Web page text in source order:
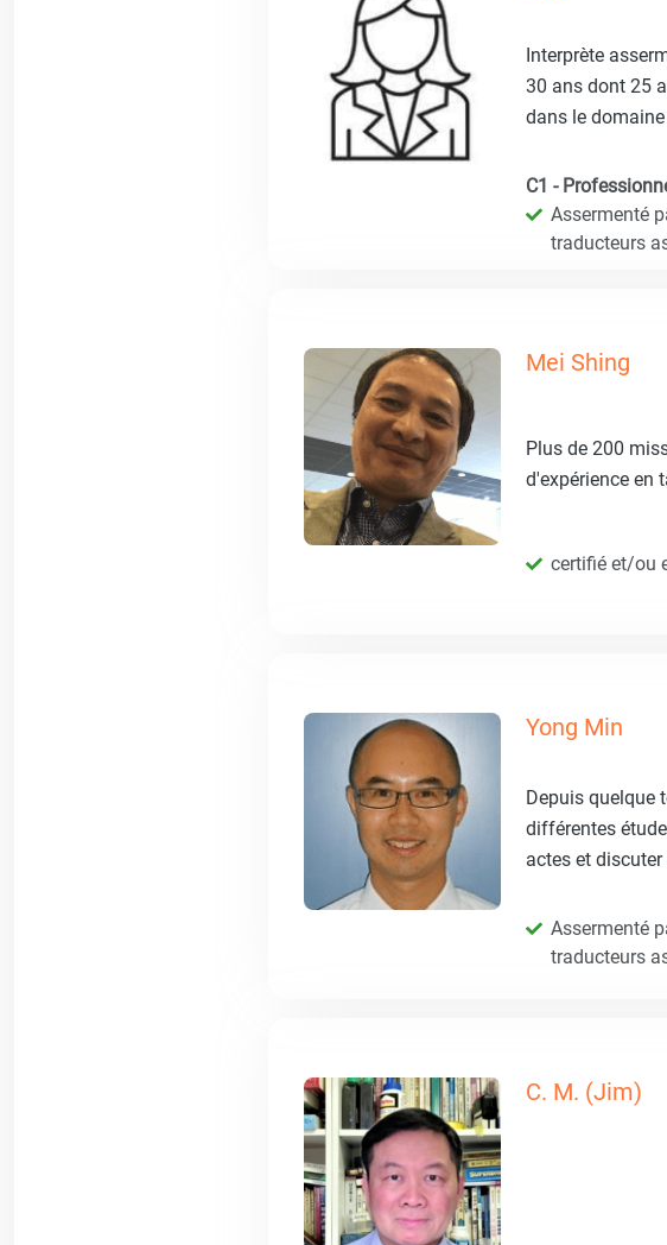
Interprète
30 ans dont 25
dans le
C1 -
Assermenté
traducteurs
Mei Shing
Plus de 200
d'expérience en
certifié et/ou
Yong Min
Depuis quelque
différentes
actes et
Assermenté
traducteurs
C. M. (Jim)